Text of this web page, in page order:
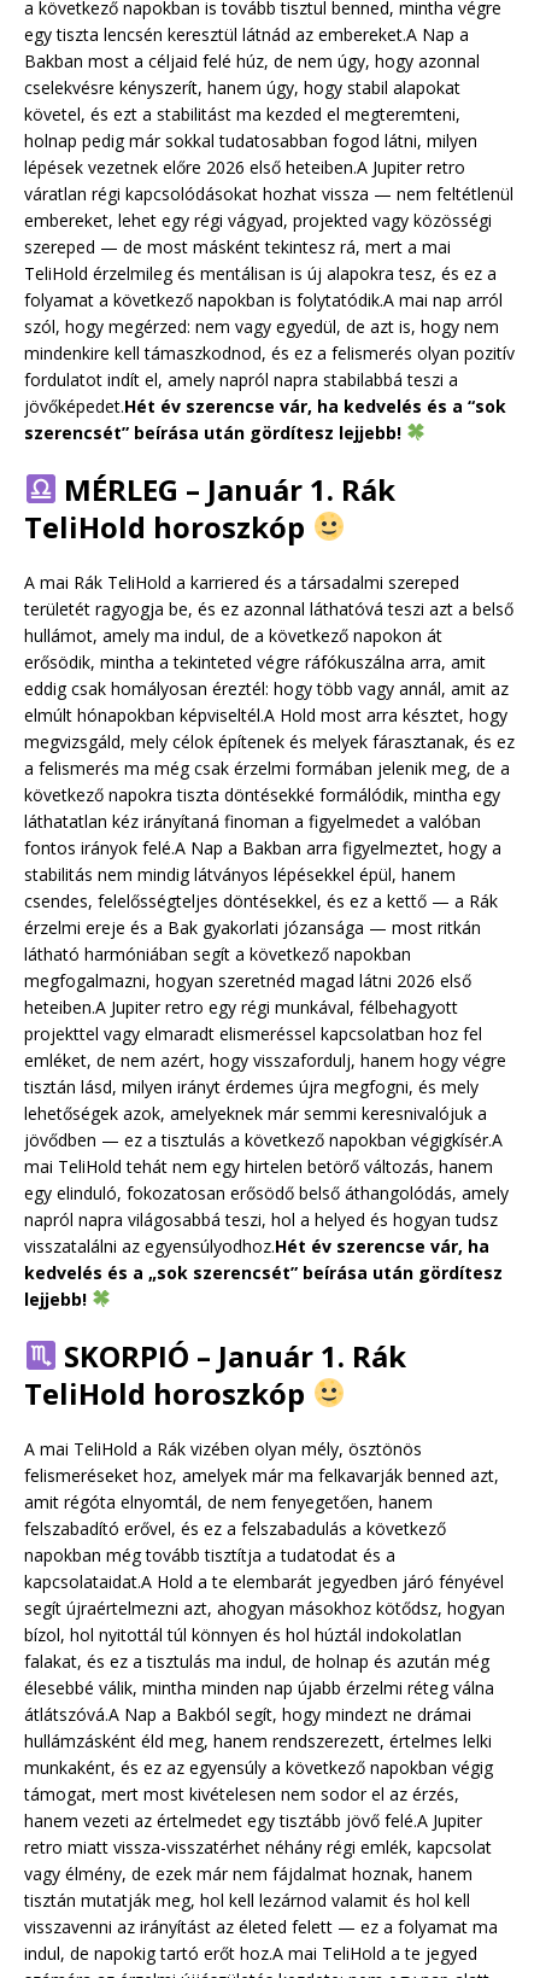
a következő napokban is tovább tisztul benned, mintha végre
egy tiszta lencsén keresztül látnád az embereket.A Nap a
Bakban most a céljaid felé húz, de nem úgy, hogy azonnal
cselekvésre kényszerít, hanem úgy, hogy stabil alapokat
követel, és ezt a stabilitást ma kezded el megteremteni,
holnap pedig már sokkal tudatosabban fogod látni, milyen
lépések vezetnek előre 2026 első heteiben.A Jupiter retro
váratlan régi kapcsolódásokat hozhat vissza — nem feltétlenül
embereket, lehet egy régi vágyad, projekted vagy közösségi
szereped — de most másként tekintesz rá, mert a mai
TeliHold érzelmileg és mentálisan is új alapokra tesz, és ez a
folyamat a következő napokban is folytatódik.A mai nap arról
szól, hogy megérzed: nem vagy egyedül, de azt is, hogy nem
mindenkire kell támaszkodnod, és ez a felismerés olyan pozitív
fordulatot indít el, amely napról napra stabilabbá teszi a
jövőképedet.Hét év szerencse vár, ha kedvelés és a “sok
szerencsét” beírása után gördítesz lejjebb!
MÉRLEG – Január 1. Rák
TeliHold horoszkóp
A mai Rák TeliHold a karriered és a társadalmi szereped
területét ragyogja be, és ez azonnal láthatóvá teszi azt a belső
hullámot, amely ma indul, de a következő napokon át
erősödik, mintha a tekinteted végre ráfókuszálna arra, amit
eddig csak homályosan éreztél: hogy több vagy annál, amit az
elmúlt hónapokban képviseltél.A Hold most arra késztet, hogy
megvizsgáld, mely célok építenek és melyek fárasztanak, és ez
a felismerés ma még csak érzelmi formában jelenik meg, de a
következő napokra tiszta döntésekké formálódik, mintha egy
láthatatlan kéz irányítaná finoman a figyelmedet a valóban
fontos irányok felé.A Nap a Bakban arra figyelmeztet, hogy a
stabilitás nem mindig látványos lépésekkel épül, hanem
csendes, felelősségteljes döntésekkel, és ez a kettő — a Rák
érzelmi ereje és a Bak gyakorlati józansága — most ritkán
látható harmóniában segít a következő napokban
megfogalmazni, hogyan szeretnéd magad látni 2026 első
heteiben.A Jupiter retro egy régi munkával, félbehagyott
projekttel vagy elmaradt elismeréssel kapcsolatban hoz fel
emléket, de nem azért, hogy visszafordulj, hanem hogy végre
tisztán lásd, milyen irányt érdemes újra megfogni, és mely
lehetőségek azok, amelyeknek már semmi keresnivalójuk a
jövődben — ez a tisztulás a következő napokban végigkísér.A
mai TeliHold tehát nem egy hirtelen betörő változás, hanem
egy elinduló, fokozatosan erősödő belső áthangolódás, amely
napról napra világosabbá teszi, hol a helyed és hogyan tudsz
visszatalálni az egyensúlyodhoz.Hét év szerencse vár, ha
kedvelés és a „sok szerencsét” beírása után gördítesz
lejjebb!
SKORPIÓ – Január 1. Rák
TeliHold horoszkóp
A mai TeliHold a Rák vizében olyan mély, ösztönös
felismeréseket hoz, amelyek már ma felkavarják benned azt,
amit régóta elnyomtál, de nem fenyegetően, hanem
felszabadító erővel, és ez a felszabadulás a következő
napokban még tovább tisztítja a tudatodat és a
kapcsolataidat.A Hold a te elembarát jegyedben járó fényével
segít újraértelmezni azt, ahogyan másokhoz kötődsz, hogyan
bízol, hol nyitottál túl könnyen és hol húztál indokolatlan
falakat, és ez a tisztulás ma indul, de holnap és azután még
élesebbé válik, mintha minden nap újabb érzelmi réteg válna
átlátszóvá.A Nap a Bakból segít, hogy mindezt ne drámai
hullámzásként éld meg, hanem rendszerezett, értelmes lelki
munkaként, és ez az egyensúly a következő napokban végig
támogat, mert most kivételesen nem sodor el az érzés,
hanem vezeti az értelmedet egy tisztább jövő felé.A Jupiter
retro miatt vissza-visszatérhet néhány régi emlék, kapcsolat
vagy élmény, de ezek már nem fájdalmat hoznak, hanem
tisztán mutatják meg, hol kell lezárnod valamit és hol kell
visszavenni az irányítást az életed felett — ez a folyamat ma
indul, de napokig tartó erőt hoz.A mai TeliHold a te jegyed